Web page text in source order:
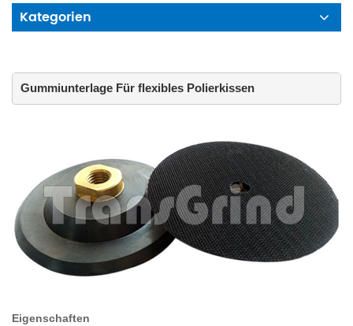
Kategorien
Gummiunterlage Für flexibles Polierkissen
Eigenschaften